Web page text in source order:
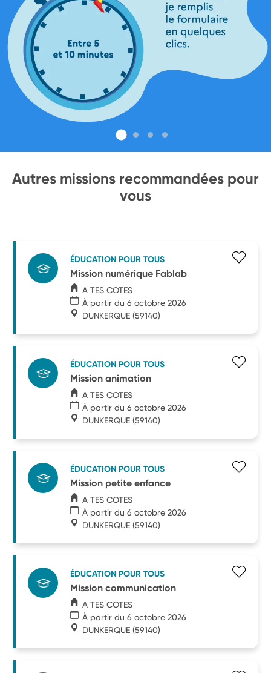
Autres missions recommandées pour
vous
ÉDUCATION POUR TOUS
Mission numérique Fablab
A TES COTES
À partir du 6 octobre 2026
DUNKERQUE (59140)
ÉDUCATION POUR TOUS
Mission animation
A TES COTES
À partir du 6 octobre 2026
DUNKERQUE (59140)
ÉDUCATION POUR TOUS
Mission petite enfance
A TES COTES
À partir du 6 octobre 2026
DUNKERQUE (59140)
ÉDUCATION POUR TOUS
Mission communication
A TES COTES
À partir du 6 octobre 2026
DUNKERQUE (59140)